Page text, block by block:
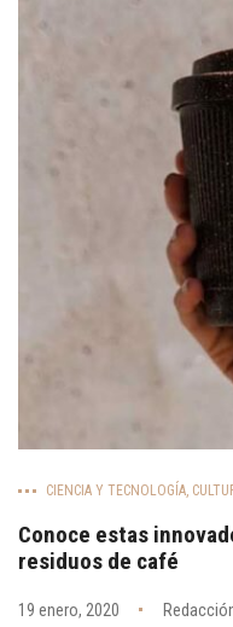
CIENCIA Y TECNOLOGÍA,
Conoce estas
residuos de café
19 enero, 2020